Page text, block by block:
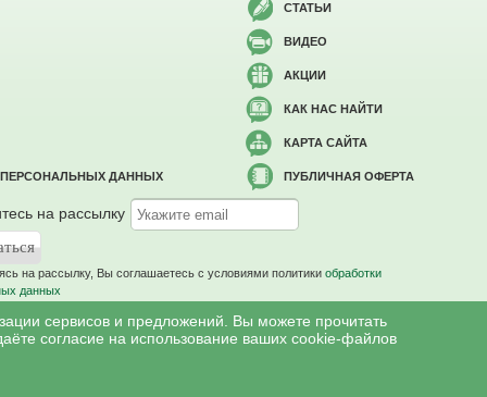
ДАННЫХ
СТАТЬИ
ВИДЕО
АКЦИИ
КАК НАС НАЙТИ
КАРТА САЙТА
ПУБЛИЧНАЯ ОФЕРТА
на рассылку
на рассылку, Вы соглашаетесь c условиями политики обработки
данных
противопоказания, необходима консультация специалиста.
сервисов и предложений. Вы можете прочитать
согласие на использование ваших cookie-файлов